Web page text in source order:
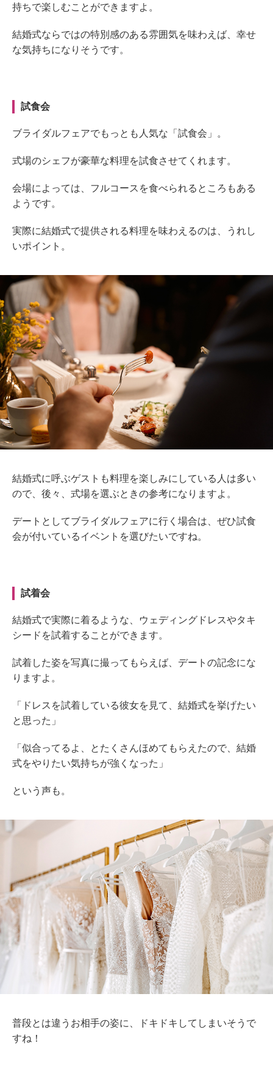
持ちで楽しむことができますよ。
結婚式ならではの特別感のある雰囲気を味わえば、幸せ
な気持ちになりそうです。
試食会
ブライダルフェアでもっとも人気な「試食会」。
式場のシェフが豪華な料理を試食させてくれます。
会場によっては、フルコースを食べられるところもある
ようです。
実際に結婚式で提供される料理を味わえるのは、うれし
いポイント。
結婚式に呼ぶゲストも料理を楽しみにしている人は多い
ので、後々、式場を選ぶときの参考になりますよ。
デートとしてブライダルフェアに行く場合は、ぜひ試食
会が付いているイベントを選びたいですね。
試着会
結婚式で実際に着るような、ウェディングドレスやタキ
シードを試着することができます。
試着した姿を写真に撮ってもらえば、デートの記念にな
りますよ。
「ドレスを試着している彼女を見て、結婚式を挙げたい
と思った」
「似合ってるよ、とたくさんほめてもらえたので、結婚
式をやりたい気持ちが強くなった」
という声も。
普段とは違うお相手の姿に、ドキドキしてしまいそうで
すね！